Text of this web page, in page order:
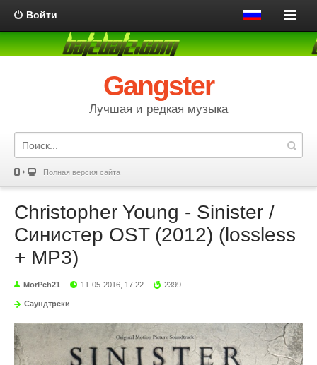
Войти
Gangster
Лучшая и редкая музыка
Полная версия сайта
Christopher Young - Sinister /
Синистер OST (2012) (lossless
+ MP3)
MorPeh21 11-05-2016, 17:22 2399
Саундтреки